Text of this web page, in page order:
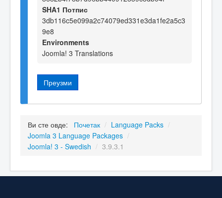
SHA1 Потпис
3db116c5e099a2c74079ed331e3da1fe2a5c3
9e8
Environments
Joomla! 3 Translations
Преузми
Ви сте овде: Почетак / Language Packs /
Joomla 3 Language Packages /
Joomla! 3 - Swedish / 3.9.3.1